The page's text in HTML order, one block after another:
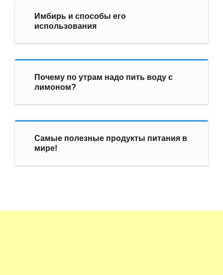
Имбирь и способы его
использования
Почему по утрам надо пить воду с
лимоном?
Самые полезные продукты питания в
мире!